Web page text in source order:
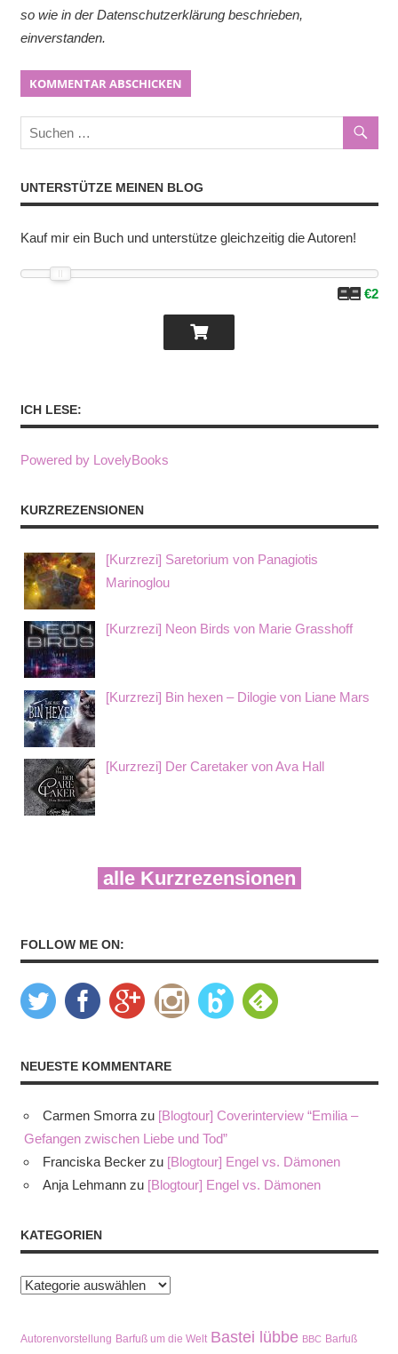
so wie in der Datenschutzerklärung beschrieben,
einverstanden.
UNTERSTÜTZE MEINEN BLOG
Kauf mir ein Buch und unterstütze gleichzeitig die Autoren!
€2
ICH LESE:
Powered by LovelyBooks
KURZREZENSIONEN
[Kurzrezi] Saretorium von Panagiotis
Marinoglou
[Kurzrezi] Neon Birds von Marie Grasshoff
[Kurzrezi] Bin hexen – Dilogie von Liane Mars
[Kurzrezi] Der Caretaker von Ava Hall
alle Kurzrezensionen
FOLLOW ME ON:
NEUESTE KOMMENTARE
Carmen Smorra zu [Blogtour] Coverinterview “Emilia –
Gefangen zwischen Liebe und Tod”
Franciska Becker zu [Blogtour] Engel vs. Dämonen
Anja Lehmann zu [Blogtour] Engel vs. Dämonen
KATEGORIEN
Kategorien
Autorenvorstellung Barfuß um die Welt Bastei lübbe BBC Barfuß